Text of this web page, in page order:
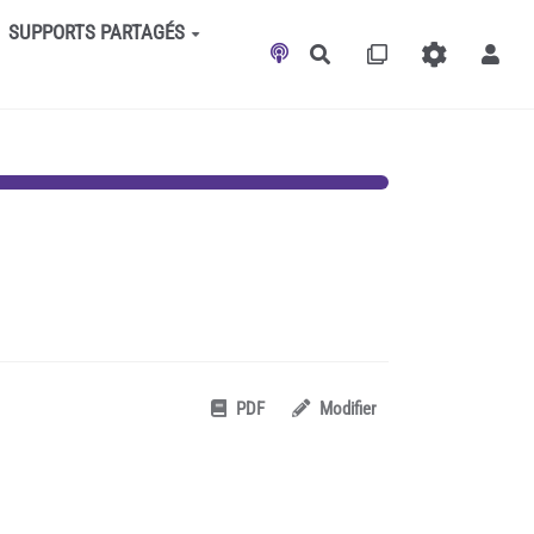
SUPPORTS PARTAGÉS
Rechercher
PDF Modifier